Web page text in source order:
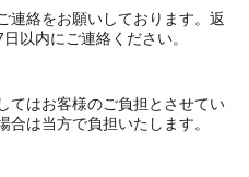
連絡をお願いしております。返
以内にご連絡ください。
てはお客様のご負担とさせてい
合は当方で負担いたします。